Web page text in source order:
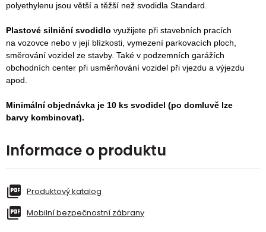
polyethylenu jsou větší a těžší než svodidla Standard.
Plastové silniční svodidlo využijete při stavebních pracích
na vozovce nebo v její blízkosti, vymezení parkovacích ploch,
směrování vozidel ze stavby. Také v podzemních garážích
obchodních center při usměrňování vozidel při vjezdu a výjezdu
apod.
Minimální objednávka je 10 ks svodidel (po domluvě lze
barvy kombinovat).
Informace o produktu
Produktový katalog
Mobilní bezpečnostní zábrany